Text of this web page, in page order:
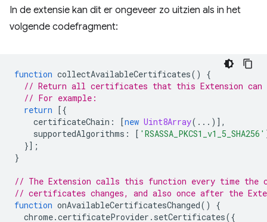
In de extensie kan dit er ongeveer zo uitzien als in het
volgende codefragment:
function collectAvailableCertificates()
{
// Return all certificates that this Extension can
// For example:
return [{
certificateChain : [new Uint8Array(...)],
supportedAlgorithms : [ 'RSASSA_PKCS1_v1_5_SHA256'
}];
}
// The Extension calls this function every time
// certificates changes, and also once after the
function onAvailableCertificatesChanged()
{
chrome.certificateProvider . setCertificates({